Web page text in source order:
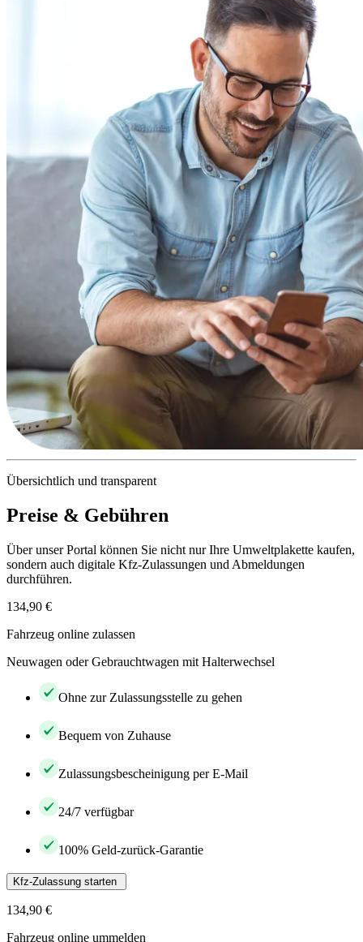
Übersichtlich und transparent
Preise & Gebühren
Über unser Portal können Sie nicht nur Ihre Umweltplakette kaufen,
sondern auch digitale Kfz-Zulassungen und Abmeldungen
durchführen.
134,90 €
Fahrzeug online zulassen
Neuwagen oder Gebrauchtwagen mit Halterwechsel
Ohne zur Zulassungsstelle zu gehen
Bequem von Zuhause
Zulassungsbescheinigung per E-Mail
24/7 verfügbar
100% Geld-zurück-Garantie
Kfz-Zulassung starten
134,90 €
Fahrzeug online ummelden